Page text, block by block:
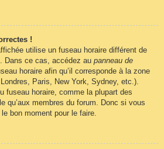
!
utilise un fuseau horaire différent de
Dans ce cas, accédez au panneau de
horaire afin qu’il corresponde à la zone
Paris, New York, Sydney, etc.).
fuseau horaire, comme la plupart des
qu’aux membres du forum. Donc si vous
bon moment pour le faire.